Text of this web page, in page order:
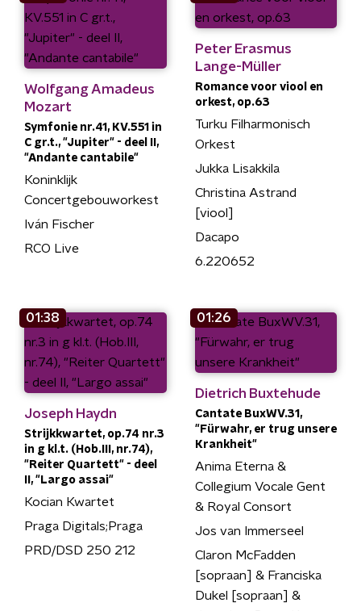
Wolfgang Amadeus
Mozart
Symfonie nr.41, KV.551 in
C gr.t., "Jupiter" - deel II,
"Andante cantabile"
Koninklijk
Concertgebouworkest
Iván Fischer
RCO Live
Peter Erasmus
Lange-Müller
Romance voor viool en
orkest, op.63
Turku Filharmonisch
Orkest
Jukka Lisakkila
Christina Astrand
[viool]
Dacapo
6.220652
01:38
Joseph Haydn
Strijkkwartet, op.74 nr.3
in g kl.t. (Hob.III, nr.74),
"Reiter Quartett" - deel
II, "Largo assai"
Kocian Kwartet
Praga Digitals;Praga
PRD/DSD 250 212
01:26
Dietrich Buxtehude
Cantate BuxWV.31,
"Fürwahr, er trug unsere
Krankheit"
Anima Eterna &
Collegium Vocale Gent
& Royal Consort
Jos van Immerseel
Claron McFadden
[sopraan] & Franciska
Dukel [sopraan] &